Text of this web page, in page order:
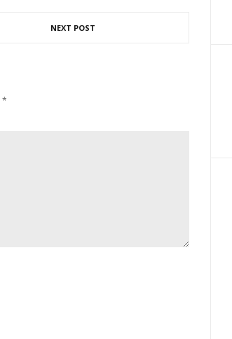
NEXT POST
*